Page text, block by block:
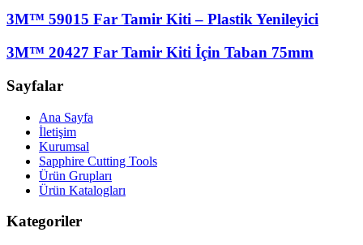
3M™ 59015 Far Tamir Kiti – Plastik Yenileyici
3M™ 20427 Far Tamir Kiti İçin Taban 75mm
Sayfalar
Ana Sayfa
İletişim
Kurumsal
Sapphire Cutting Tools
Ürün Grupları
Ürün Katalogları
Kategoriler